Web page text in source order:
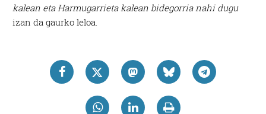
kalean eta Harmugarrieta kalean bidegorria nahi dugu
izan da gaurko leloa.